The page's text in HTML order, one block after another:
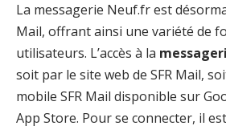
La messagerie Neuf.fr est
Mail, offrant ainsi une variété de
utilisateurs. L’accès à la
soit par le site web de SFR Mail,
mobile SFR Mail disponible sur
App Store. Pour se connecter, il